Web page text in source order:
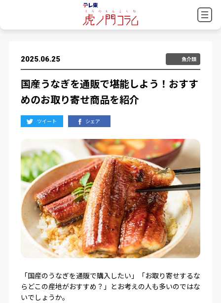
2025.06.25 魚介類
国産うなぎを通販で堪能しよう！おすす
めのお取り寄せ商品を紹介
ツイート シェア
「国産のうなぎを通販で購入したい」「お取り寄せするな
らどこの産地がおすすめ？」とお考えの人も多いのではな
いでしょうか。